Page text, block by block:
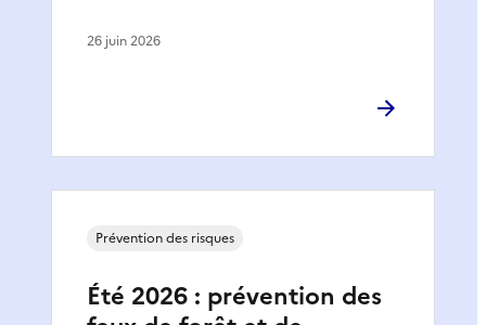
26 juin 2026
Été 2026 : prévention des
Prévention des risques